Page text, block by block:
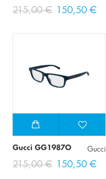
215,00 € 150,50 €
Gucci GG1987O Gucci
215,00 € 150,50 €